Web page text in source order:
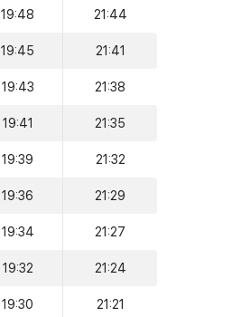
19:48 21:44
19:45 21:41
19:43 21:38
19:41 21:35
19:39 21:32
19:36 21:29
19:34 21:27
19:32 21:24
19:30 21:21